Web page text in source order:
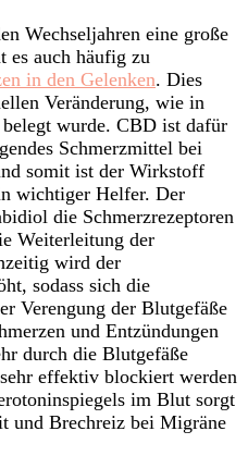
Wechseljahren eine große
es auch häufig zu
in den Gelenken. Dies
Veränderung, wie in
wurde. CBD ist dafür
Schmerzmittel bei
somit ist der Wirkstoff
wichtiger Helfer. Der
die Schmerzrezeptoren
Weiterleitung der
wird der
sodass sich die
Verengung der Blutgefäße
und Entzündungen
durch die Blutgefäße
effektiv blockiert werden
im Blut sorgt
und Brechreiz bei Migräne